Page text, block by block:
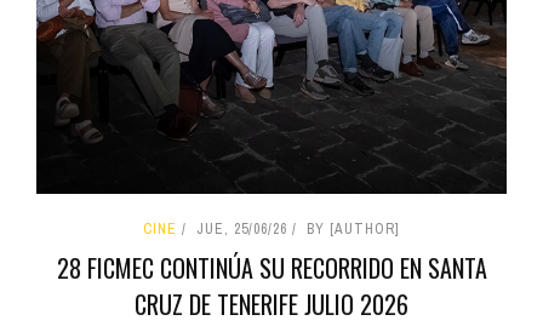
CINE JUE, 25/06/26 BY [AUTHOR]
28 FICMEC CONTINÚA SU RECORRIDO EN SANTA
CRUZ DE TENERIFE JULIO 2026